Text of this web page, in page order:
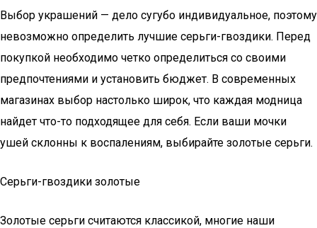
Выбор украшений — дело сугубо индивидуальное, поэтому
невозможно определить лучшие серьги-гвоздики. Перед
покупкой необходимо четко определиться со своими
предпочтениями и установить бюджет. В современных
магазинах выбор настолько широк, что каждая модница
найдет что-то подходящее для себя. Если ваши мочки
ушей склонны к воспалениям, выбирайте золотые серьги.
Серьги-гвоздики золотые
Золотые серьги считаются классикой, многие наши